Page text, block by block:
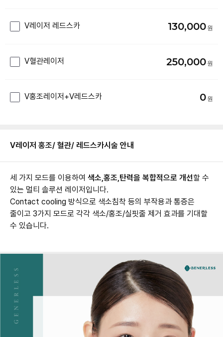
V레이저 홍조/ 혈관/ 레드스카시술 안내
세 가지 모드를 이용하여 색소,홍조,탄력을 복합적으로 개선할 수
있는 멀티 솔루션 레이저입니다.
Contact cooling 방식으로 색소침착 등의 부작용과 통증은
줄이고 3가지 모드로 각각 색소/홍조/실핏줄 제거 효과를 기대할
수 있습니다.
V레이저 레드스카 130,000
V혈관레이저 250,000
V홍조레이저+V레드스카 0